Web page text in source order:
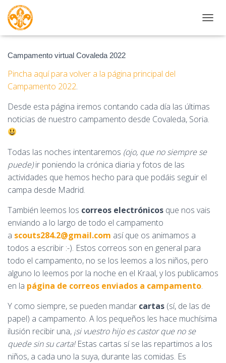
Campamento virtual Covaleda 2022
Pincha aquí para volver a la página principal del
Campamento 2022.
Desde esta página iremos contando cada día las últimas
noticias de nuestro campamento desde Covaleda, Soria.
Todas las noches intentaremos (ojo, que no siempre se
puede)ir poniendo la crónica diaria y fotos de las
actividades que hemos hecho para que podáis seguir el
campa desde Madrid.
También leemos los correos electrónicos que nos vais
enviando a lo largo de todo el campamento
a scouts284.2@gmail.com así que os animamos a
todos a escribir :-). Estos correos son en general para
todo el campamento, no se los leemos a los niños, pero
alguno lo leemos por la noche en el Kraal, y los publicamos
en la página de correos enviados a campamento.
Y como siempre, se pueden mandar cartas (sí, de las de
papel) a campamento. A los pequeños les hace muchísima
ilusión recibir una, ¡si vuestro hijo es castor que no se
quede sin su carta!Estas cartas sí se las repartimos a los
niños, a cada uno la suya, durante las comidas. Es